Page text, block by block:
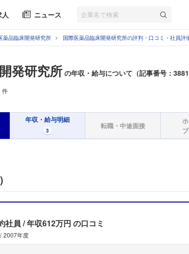
人 ニュース
薬品臨床開発研究所 国際医薬品臨床開発研究所の評判・口コミ・社員評
発研究所 の年収・給与について（記事番号：
件
年収・給与明細
3
転職・中途面接
社員 年収612万円 の口コミ
2007年度